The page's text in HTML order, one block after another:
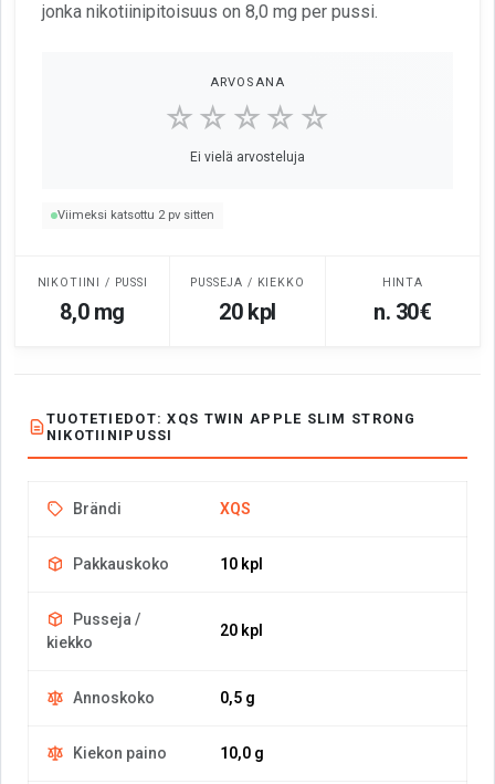
jonka nikotiinipitoisuus on 8,0 mg per pussi.
ARVOSANA
☆☆☆☆☆
Ei vielä arvosteluja
Viimeksi katsottu 2 pv sitten
NIKOTIINI / PUSSI
8,0 mg
PUSSEJA / KIEKKO
20 kpl
HINTA
n. 30€
TUOTETIEDOT: XQS TWIN APPLE SLIM STRONG
NIKOTIINIPUSSI
Brändi XQS
Pakkauskoko 10 kpl
Pusseja /
kiekko
20 kpl
Annoskoko 0,5 g
Kiekon paino 10,0 g